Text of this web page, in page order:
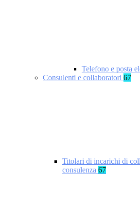
Telefono e posta
Consulenti e collaboratori 67
Titolari di incarichi di
consulenza 67